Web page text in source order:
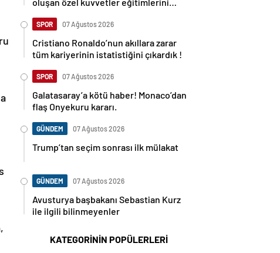
oluşan özel kuvvetler eğitimlerini
SPOR 07 Ağustos 2026
Cristiano Ronaldo’nun akıllara zarar
tüm kariyerinin istatistiğini çıkardık !
SPOR 07 Ağustos 2026
Galatasaray’a kötü haber! Monaco’dan
flaş Onyekuru kararı.
GÜNDEM 07 Ağustos 2026
Trump’tan seçim sonrası ilk mülakat
GÜNDEM 07 Ağustos 2026
Avusturya başbakanı Sebastian Kurz
ile ilgili bilinmeyenler
KATEGORİNİN POPÜLERLERİ